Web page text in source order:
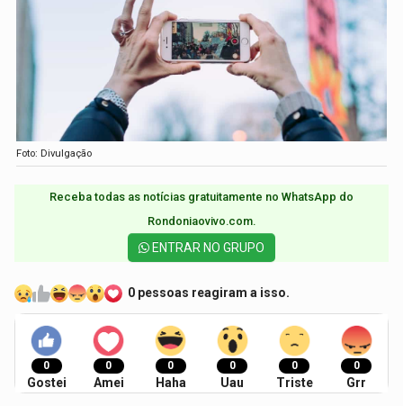
Foto: Divulgação
Receba todas as notícias gratuitamente no WhatsApp do
Rondoniaovivo.com.​
ENTRAR NO GRUPO
0 pessoas reagiram a isso.
0
Gostei
0
Amei
0
Haha
0
Uau
0
Triste
0
Grr